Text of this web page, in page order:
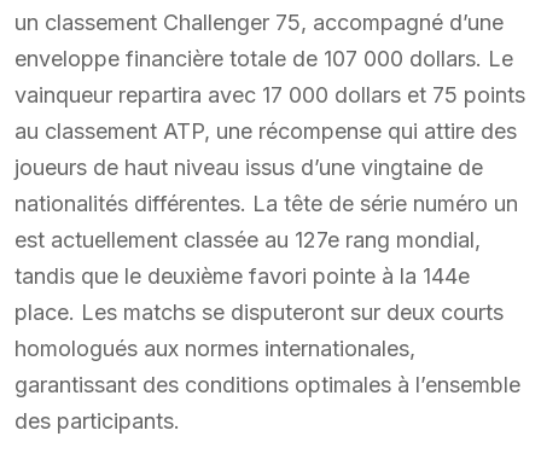
un classement Challenger 75, accompagné d’une
enveloppe financière totale de 107 000 dollars. Le
vainqueur repartira avec 17 000 dollars et 75 points
au classement ATP, une récompense qui attire des
joueurs de haut niveau issus d’une vingtaine de
nationalités différentes. La tête de série numéro un
est actuellement classée au 127e rang mondial,
tandis que le deuxième favori pointe à la 144e
place. Les matchs se disputeront sur deux courts
homologués aux normes internationales,
garantissant des conditions optimales à l’ensemble
des participants.